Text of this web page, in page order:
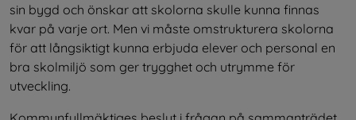
sin bygd och önskar att skolorna skulle kunna finnas
kvar på varje ort. Men vi måste omstrukturera skolorna
för att långsiktigt kunna erbjuda elever och personal en
bra skolmiljö som ger trygghet och utrymme för
utveckling.